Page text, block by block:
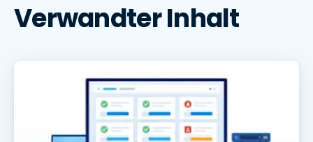
Verwandter Inhalt